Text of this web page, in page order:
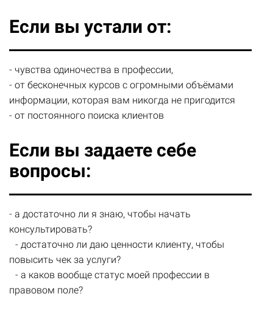
Если вы устали от:
- чувства одиночества в профессии,
- от бесконечных курсов с огромными объёмами
информации, которая вам никогда не пригодится
- от постоянного поиска клиентов
Если вы задаете себе
вопросы:
- а достаточно ли я знаю, чтобы начать
консультировать?
- достаточно ли даю ценности клиенту, чтобы
повысить чек за услуги?
- а каков вообще статус моей профессии в
правовом поле?